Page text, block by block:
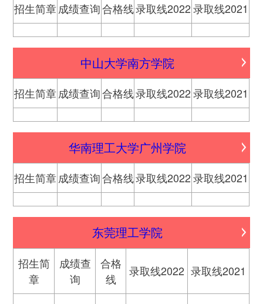
招生简章成绩查询合格线录取线2022录取线2021
中山大学南方学院
招生简章成绩查询合格线录取线2022录取线2021
华南理工大学广州学院
招生简章成绩查询合格线录取线2022录取线2021
东莞理工学院
招生简
章
成绩查
询
合格
线
录取线2022 录取线2021